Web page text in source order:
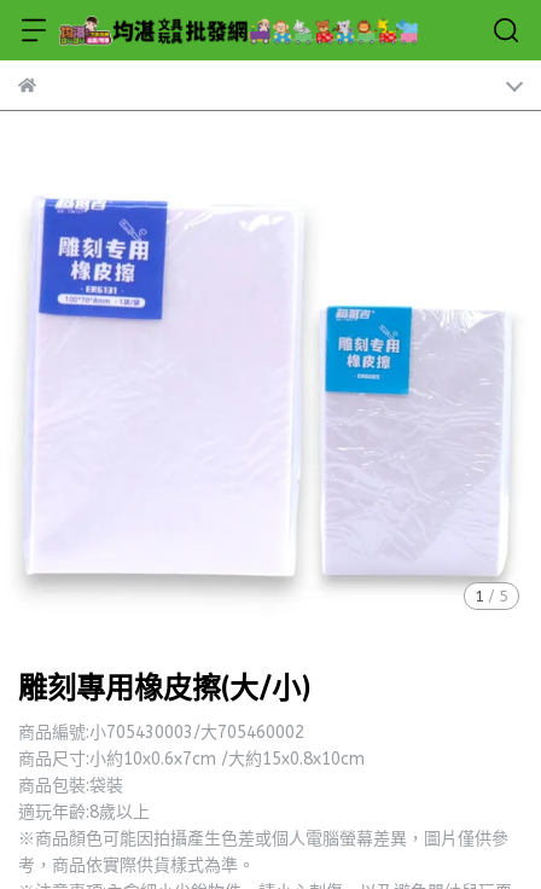
1 / 5
雕刻專用橡皮擦(大/小)
商品編號:小705430003/大705460002
商品尺寸:小約10x0.6x7cm /大約15x0.8x10cm
商品包裝:袋裝
適玩年齡:8歲以上
※商品顏色可能因拍攝產生色差或個人電腦螢幕差異，圖片僅供參
考，商品依實際供貨樣式為準。